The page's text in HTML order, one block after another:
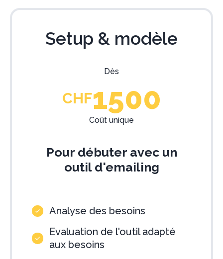
Setup & modèle
Dès
CHF1500
Coût unique
Pour débuter avec un
outil d'emailing
Analyse des besoins
Evaluation de l'outil adapté
aux besoins